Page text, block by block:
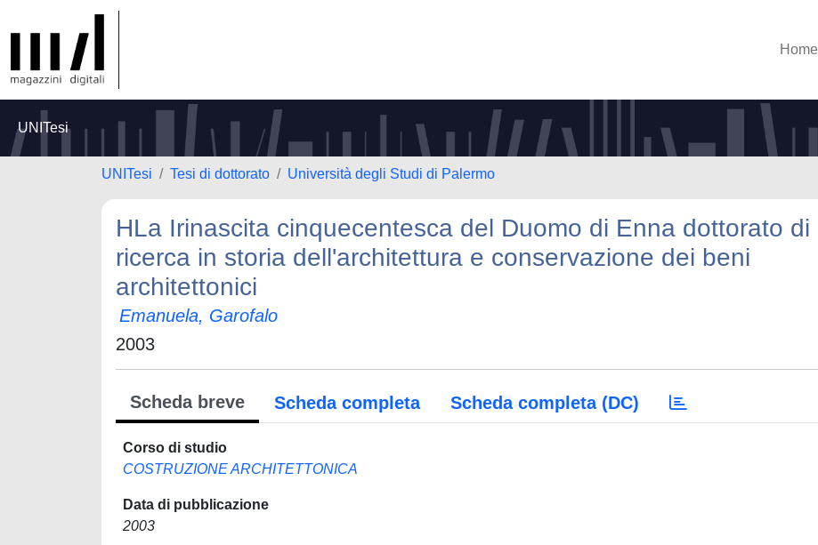
Home
UNITesi
UNITesi Tesi di dottorato Università degli Studi di Palermo
HLa Irinascita cinquecentesca del Duomo di Enna dottorato di
ricerca in storia dell'architettura e conservazione dei beni
architettonici
Emanuela, Garofalo
2003
Scheda breve Scheda completa Scheda completa (DC)
Corso di studio
COSTRUZIONE ARCHITETTONICA
Data di pubblicazione
2003